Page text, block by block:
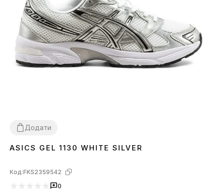
Додати
41 4243 45
ASICS GEL 1130 WHITE SILVER
Код:FKS2359542
0